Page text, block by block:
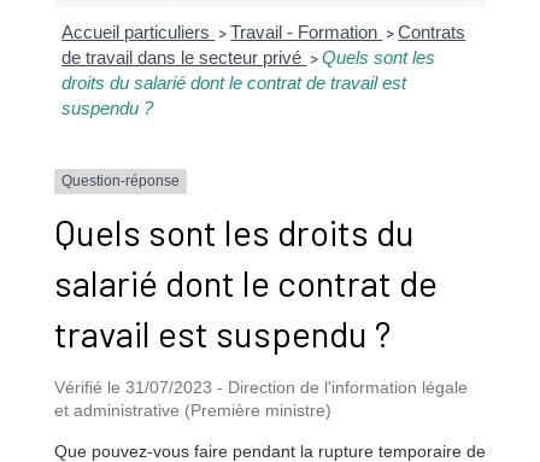
Accueil particuliers > Travail - Formation > Contrats
de travail dans le secteur privé > Quels sont les
droits du salarié dont le contrat de travail est
suspendu ?
Question-réponse
Quels sont les droits du
salarié dont le contrat de
travail est suspendu ?
Vérifié le 31/07/2023 - Direction de l'information légale
et administrative (Première ministre)
Que pouvez-vous faire pendant la rupture temporaire de